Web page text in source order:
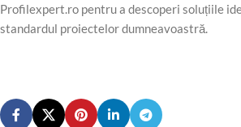
Profilexpert.ro pentru a descoperi soluțiile
standardul proiectelor dumneavoastră.